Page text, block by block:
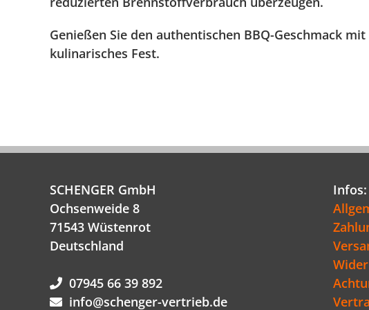
Genießen Sie den authentischen BBQ-Geschmack
kulinarisches Fest.
SCHENGER GmbH
Ochsenweide 8
71543 Wüstenrot
Deutschland
07945 66 39 892
info@schenger-vertrieb.de
Infos: